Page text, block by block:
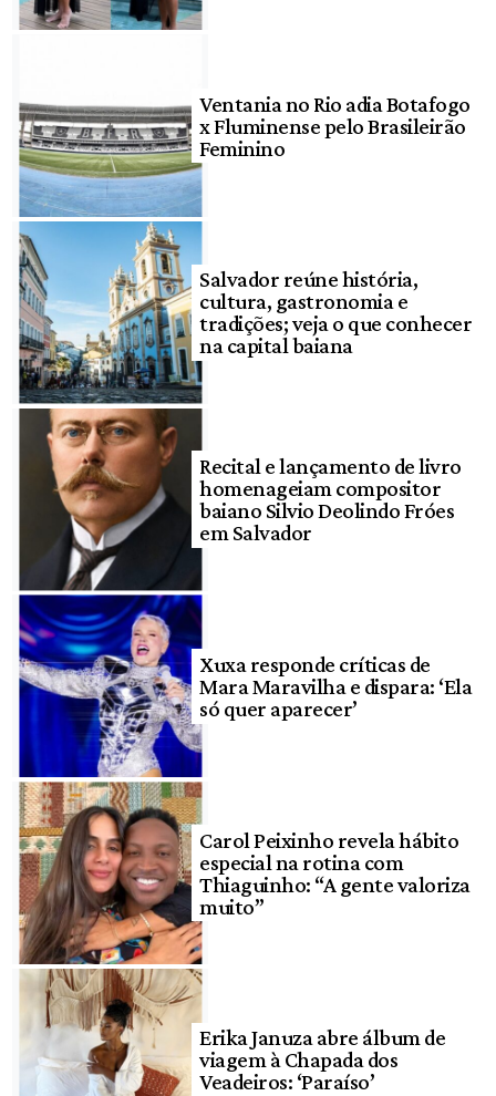
Ventania no Rio adia Botafogo
x Fluminense pelo Brasileirão
Feminino
Salvador reúne história,
cultura, gastronomia e
tradições; veja o que conhecer
na capital baiana
Recital e lançamento de livro
homenageiam compositor
baiano Silvio Deolindo Fróes
em Salvador
Xuxa responde críticas de
Mara Maravilha e dispara: ‘Ela
só quer aparecer’
Carol Peixinho revela hábito
especial na rotina com
Thiaguinho: “A gente valoriza
muito”
Erika Januza abre álbum de
viagem à Chapada dos
Veadeiros: ‘Paraíso’